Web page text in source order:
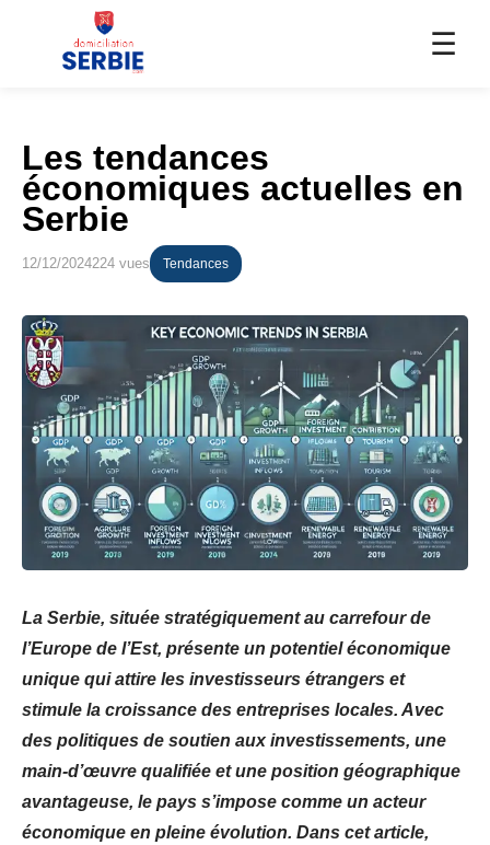
☰
Les tendances
économiques actuelles en
Serbie
12/12/2024224 vues Tendances
La Serbie, située stratégiquement au carrefour de
l’Europe de l’Est, présente un potentiel économique
unique qui attire les investisseurs étrangers et
stimule la croissance des entreprises locales. Avec
des politiques de soutien aux investissements, une
main-d’œuvre qualifiée et une position géographique
avantageuse, le pays s’impose comme un acteur
économique en pleine évolution. Dans cet article,